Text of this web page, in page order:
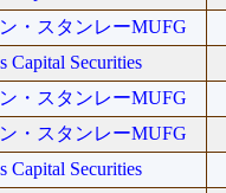
・スタンレーMUFG
Capital Securities
・スタンレーMUFG
・スタンレーMUFG
Capital Securities